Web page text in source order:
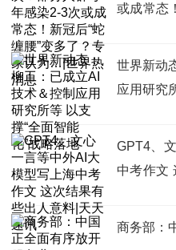
或成常态
世界新动
应用研究
GPT4、
中考作文
商务部：